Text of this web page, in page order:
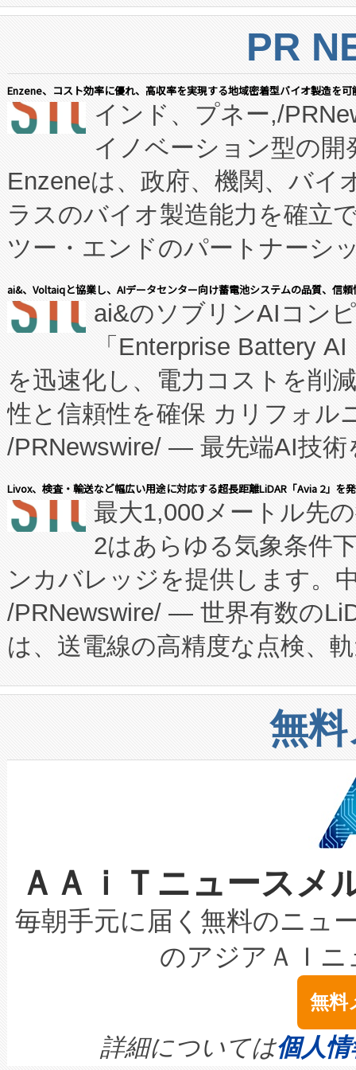
PR
Enzene、コスト効率に優れ、高収率を実現する地域密着型バイオ製造を
インド、プネー,/
イノベーション型の
Enzeneは、政府、機関、バイ
ラスのバイオ製造能力を確立
ツー・エンドのパートナーシ
表しました。 同社の実績ある
manufacturing™ (FCCM™) プ
たNeXは、バイオ医薬品製造
従来のフェッドバッチ施設の
に、患者やサプライチェーン
キー方式で拡張性が高く、持
す。FCCM‑を活用した現地生
患者にとっての費用負担を大
のアクセスを大幅に拡大する
Fully-Connected Continuous
プログラムには、施設設計・
に関する技術移転および知的
構造化トレーニングカリキュ
上げおよび商用化段階におけ
設備整備および立ち上げ調整
加組織は、Enzeneのバイオ
選定された製品について、自
取得できる可能性もあります
設には、3億～4億ドルかか
最高経営責任者（CEO）であ
す。「当社のfully-connected
ームを利用すれば、6,000万
きます。この効率性は、フェ
ai&、Voltaiqと協業し、AIデータセンター向け蓄電池システムの品質、信
ai&のソブリンAIコン
「Enterprise Battery
を迅速化し、電力コストを削
性と信頼性を確保 カリフォル
/PRNewswire/ — 最先端AI技術
会社エーアイ・アンド：本社
President原信平）と、エンタ
ードするVoltaiqは、日本にあ
ーエネルギー貯蔵システム（
た。 Voltaiq独自のAI搭載プラ
定、統合、導入、運用に至る
安全性を追跡し、確保する事
増加しているデータセンター
る電力網に大きな負担をかけ
事業者の負担軽減という課題
系統連系を迅速にし、ピーク
限を超えて利用可能な電力容
持できるよう貢献します。こ
ービスレベル契約（SLA）違
テリー性能の劣化によるダウ
念は、現在データセンターが
ます。 Voltaiq provides a
quality and reliability for AI
Livox、検査・輸送など幅広い用途に対応する超長距離LiDAR「Avia 2」を
最大1,000メートル先
2はあらゆる気象条件
ンカバレッジを提供します。
/PRNewswire/ — 世界有数の
は、送電線の高精度な点検、
や穀物倉庫におけるバルク材
リューション「Avia 2」を発
したAvia 2は、1,000メート
狭視野のFOVを切り替えるこ
ケーブル、枝などの細かな対
なレーザースポットにより、
な環境下でも豊かなディテー
キロメートル範囲を検出
LiDAR for Inspections,
は1535 nmレーザーを搭載。
イズの小径化を実現すること
す。ノーマルモードでは、
無
ＡＡｉＴニュース
毎朝手元に届く無料のニュ
のアジアＡＩ
無料
詳細については個人